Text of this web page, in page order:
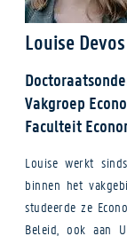
Louise Devos
Vakgroep
Faculteit
Louise werkt
binnen het
studeerde ze
Beleid, ook aan